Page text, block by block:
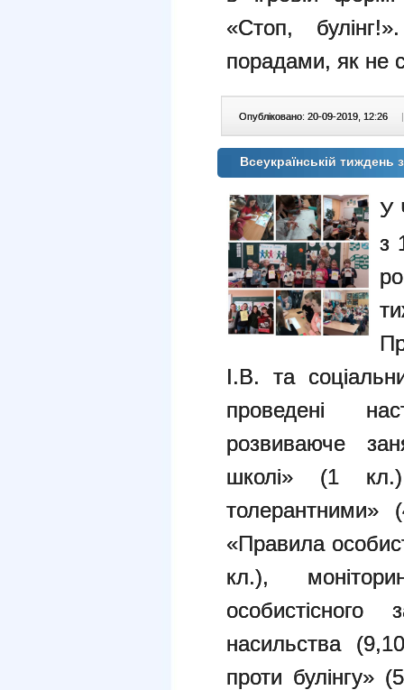
«Стоп,
порадами, як не
Опубліковано: 20-09-2019, 12:26 |
Всеукраїнській тиждень
У
з
І.В. та
проведені
розвиваюче
школі» (1
толерантними»
«Правила
кл.),
особистісного
насильства
проти булінгу»